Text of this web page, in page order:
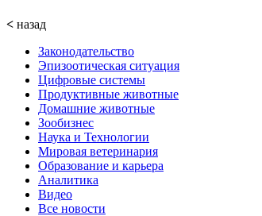
< назад
Законодательство
Эпизоотическая ситуация
Цифровые системы
Продуктивные животные
Домашние животные
Зообизнес
Наука и Технологии
Мировая ветеринария
Образование и карьера
Аналитика
Видео
Все новости